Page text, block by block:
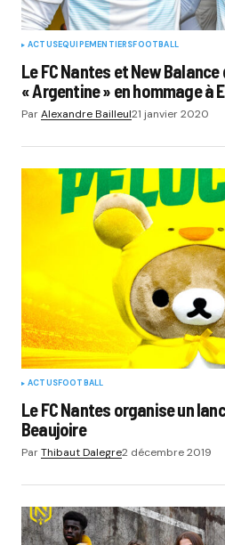
ACTUSEQUIPEMENTIERSFOOTBALL
Le FC Nantes et New
« Argentine » en hommage à
ParAlexandre Bailleul21 janvier 2020
ACTUSFOOTBALL
Le FC Nantes organise un
Beaujoire
ParThibaut Dalegre2 décembre 2019